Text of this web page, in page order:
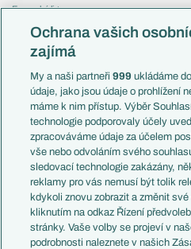
Evropská liga
Mistrovství světa
Liga národů
Témata
Představení týmů MS
EuroSkauting
PL v kostce
Evropské koeficienty
Přestupy
Přestupové spekulace
Zranění
Kluby
Arsenal FC
Ochrana vašich
zajímá
My a naši partneři999 ukládáme
údaje, jako jsou údaje o prohlížení
máme k nim přístup. Výběr
technologie podporovaly účely
zpracováváme údaje za účelem
vše nebo odvoláním svého
sledovací technologie zakázány,
reklamy pro vás nemusí být tolik
kdykoli znovu zobrazit a změnit
kliknutím na odkaz Řízení
stránky. Vaše volby se projeví v
podrobnosti naleznete v našich